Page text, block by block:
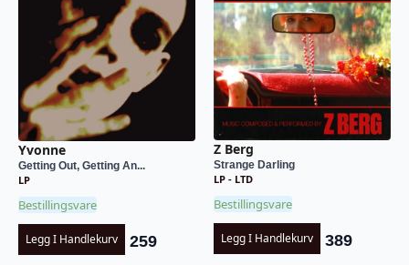
Yvonne
Getting Out, Getting An...
LP
Bestillingsvare
Legg I Handlekurv 259
Z Berg
Strange Darling
LP - LTD
Bestillingsvare
Legg I Handlekurv 389